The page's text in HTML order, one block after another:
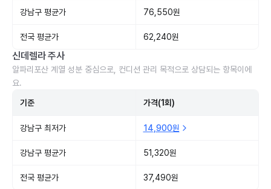
강남구 평균가 76,550원
전국 평균가 62,240원
신데렐라 주사
알파리포산 계열 성분 중심으로, 컨디션 관리 목적으로 상담되는 항목이에
요.
기준 가격(1회)
강남구 최저가 14,900원
강남구 평균가 51,320원
전국 평균가 37,490원